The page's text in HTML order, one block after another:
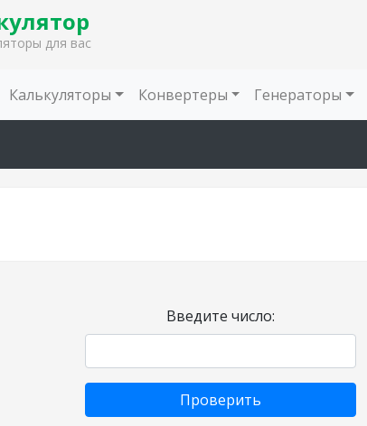
для вас
Калькуляторы Конвертеры Генераторы
Введите число:
Проверить